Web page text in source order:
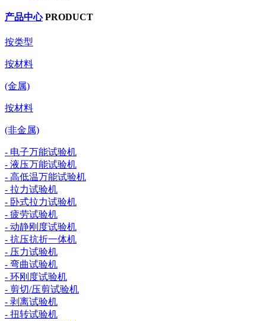
产品中心 PRODUCT
按类型
按材料
(金属)
按材料
(非金属)
- 电子万能试验机
- 液压万能试验机
- 高低温万能试验机
- 拉力试验机
- 卧式拉力试验机
- 疲劳试验机
- 动静刚度试验机
- 抗压抗折一体机
- 压力试验机
- 弯曲试验机
- 环刚度试验机
- 剪切/压剪试验机
- 剥离试验机
- 扭转试验机